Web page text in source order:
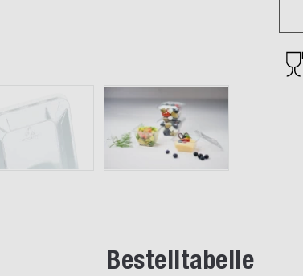
Bestelltabelle